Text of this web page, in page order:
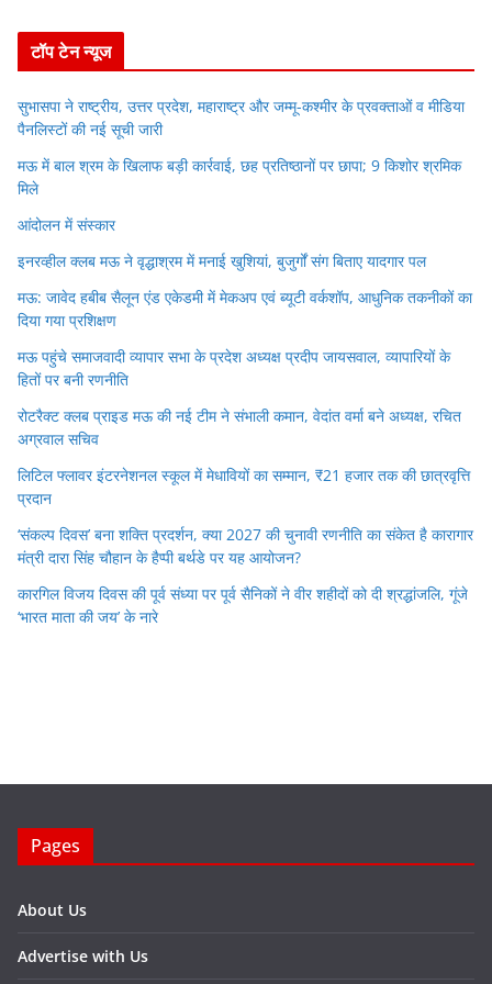
r
टॉप टेन न्यूज
सुभासपा ने राष्ट्रीय, उत्तर प्रदेश, महाराष्ट्र और जम्मू-कश्मीर के प्रवक्ताओं व मीडिया
पैनलिस्टों की नई सूची जारी
मऊ में बाल श्रम के खिलाफ बड़ी कार्रवाई, छह प्रतिष्ठानों पर छापा; 9 किशोर श्रमिक
मिले
आंदोलन में संस्कार
इनरव्हील क्लब मऊ ने वृद्धाश्रम में मनाई खुशियां, बुजुर्गों संग बिताए यादगार पल
मऊ: जावेद हबीब सैलून एंड एकेडमी में मेकअप एवं ब्यूटी वर्कशॉप, आधुनिक तकनीकों का
दिया गया प्रशिक्षण
मऊ पहुंचे समाजवादी व्यापार सभा के प्रदेश अध्यक्ष प्रदीप जायसवाल, व्यापारियों के
हितों पर बनी रणनीति
रोटरैक्ट क्लब प्राइड मऊ की नई टीम ने संभाली कमान, वेदांत वर्मा बने अध्यक्ष, रचित
अग्रवाल सचिव
लिटिल फ्लावर इंटरनेशनल स्कूल में मेधावियों का सम्मान, ₹21 हजार तक की छात्रवृत्ति
प्रदान
‘संकल्प दिवस’ बना शक्ति प्रदर्शन, क्या 2027 की चुनावी रणनीति का संकेत है कारागार
मंत्री दारा सिंह चौहान के हैप्पी बर्थडे पर यह आयोजन?
कारगिल विजय दिवस की पूर्व संध्या पर पूर्व सैनिकों ने वीर शहीदों को दी श्रद्धांजलि, गूंजे
‘भारत माता की जय’ के नारे
Pages
About Us
Advertise with Us